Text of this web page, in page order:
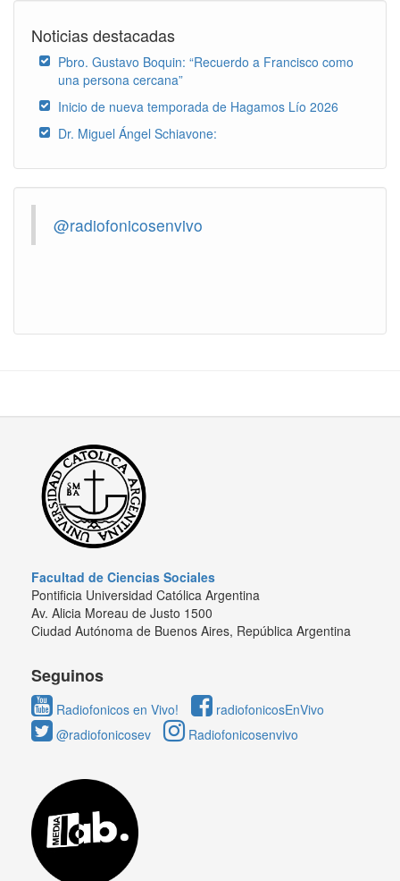
Noticias destacadas
Pbro. Gustavo Boquin: “Recuerdo a Francisco como
una persona cercana”
Inicio de nueva temporada de Hagamos Lío 2026
Dr. Miguel Ángel Schiavone:
@radiofonicosenvivo
Facultad de Ciencias Sociales
Pontificia Universidad Católica Argentina
Av. Alicia Moreau de Justo 1500
Ciudad Autónoma de Buenos Aires, República Argentina
Seguinos
Radiofonicos en Vivo!
radiofonicosEnVivo
@radiofonicosev
Radiofonicosenvivo